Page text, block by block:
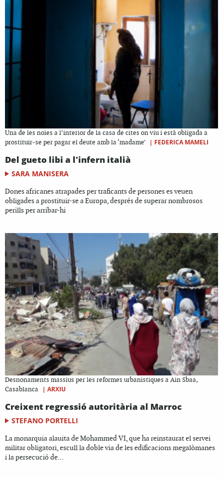
Una de les noies a l’interior de la casa de cites on viu i està obligada a
prostituir-se per pagar el deute amb la ‘madame’
| FEDERICA MAMELI
Del gueto libi a l'infern italià
SARA MANISERA
Dones africanes atrapades per traficants de persones es veuen
obligades a prostituir-se a Europa, després de superar nombrosos
perills per arribar-hi
Desnonaments massius per les reformes urbanistiques a Ain Sbaa,
Casablanca
| ARXIU
Creixent regressió autoritària al Marroc
STEFANO PORTELLI
La monarquia alauita de Mohammed VI, que ha reinstaurat el servei
militar obligatori, escull la doble via de les edificacions megalòmanes
i la persecució de...